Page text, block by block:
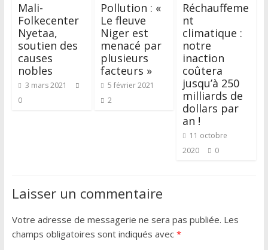
Mali-
Folkecenter
Nyetaa,
soutien des
causes
nobles
3 mars 2021
0
Pollution : «
Le fleuve
Niger est
menacé par
plusieurs
facteurs »
5 février 2021
2
Réchauffeme
nt
climatique :
notre
inaction
coûtera
jusqu’à 250
milliards de
dollars par
an !
11 octobre
2020
0
Laisser un commentaire
Votre adresse de messagerie ne sera pas publiée. Les
champs obligatoires sont indiqués avec *